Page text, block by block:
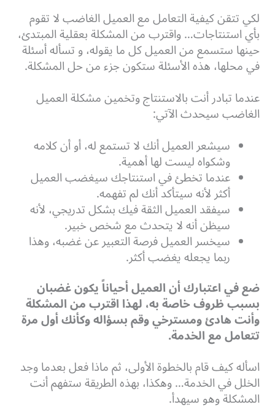
لكي تتقن كيفية التعامل مع العميل الغاضب لا تقوم
بأي استنتاجات… واقترب من المشكلة بعقلية المبتدئ،
حينها ستسمع من العميل كل ما يقوله، و تسأله أسئلة
في محلها، هذه الأسئلة ستكون جزء من حل المشكلة.
عندما تبادر أنت بالاستنتاج وتخمين مشكلة العميل
الغاضب سيحدث الآتي:
سيشعر العميل أنك لا تستمع له، أو أن كلامه
وشكواه ليست لها أهمية.
عندما تخطئ في استنتاجك سيغضب العميل
أكثر لأنه سيتأكد أنك لم تفهمه.
سيفقد العميل الثقة فيك بشكل تدريجي، لأنه
سيظن أنه لا يتحدث مع شخص خبير.
سيخسر العميل فرصة التعبير عن غضبه، وهذا
ربما يجعله يغضب أكثر.
ضع في اعتبارك أن العميل أحياناً يكون غضبان
بسبب ظروف خاصة به، لهذا اقترب من المشكلة
وأنت هادئ ومسترخي وقم بسؤاله وكأنك أول مرة
تتعامل مع الخدمة.
اسأله كيف قام بالخطوة الأولى، ثم ماذا فعل بعدما وجد
الخلل في الخدمة… وهكذا، بهذه الطريقة ستفهم أنت
المشكلة وهو سيهدأ.